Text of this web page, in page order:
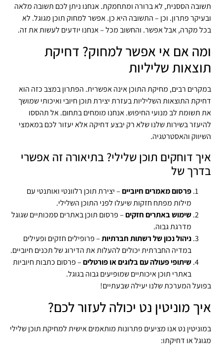
תשובה הססנית, לא ברורה ומתחמקת. אנחנו ניתן לכם תשובה מלאה
ובעיקר פתרון. וכן – התשובה היא כן. אפשר למחוק תוכן מגוגל. לא
בכל מקרה, אבל אפשר. והחשוב מכל – אנחנו יודעים לעשות את זה.
ומה אם אי אפשר למחוק? דחיקת
תוצאות שליליות
במקרים רבים, מחיקת התוכן אינה אפשרית. הפתרון במצב כזה הוא
דחיקת התוצאות השליליות בעזרת יצירת תוכן חיובי ואיכותי שמושך
את תשומת לב מנועי החיפוש. אנחנו מומחים בתחום. אל תהססו
להיעזר בשירות שלנו שלא רק יבצע דחיקה אלא יעזור לכם במאמצי
השיווק והאסטרטגיה.
איך דוחקים תוכן שלילי? בתיאורה זה אפשרי
בדרך של
פרסום מאמרים חיוביים– יצירת תוכן רלוונטי ואותנטי עם
מילות מפתח חזקות שיעלו לפני התוכן השלילי.
שימוש באתרים חזקים– פרסום תוכן באתרים סמכותיים שגוגל
מדרגת גבוה.
ניהול נכון של רשתות חברתיות– פרופילים חזקים ופעילים
במדיה החברתית יכולים להעלות את הדירוג של תכנים חיוביים.
שיתופי פעולה עם בלוגים או פורטלים– פרסום כתבות חיוביות
באתרי תוכן איכותיים שמופיעים גבוה בגוגל.
בפועל המערכת שלנו יעילה שבעתיים!
איך מוניטין נט יכולה לעזור לכם?
במוניטין נט אנו מציעים פתרונות מותאמים אישית למחיקת תוכן שלילי
מגוגל או דחיקתו: